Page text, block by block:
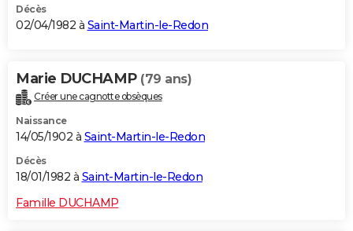
Décès
02/04/1982 à Saint-Martin-le-Redon
Marie DUCHAMP (79 ans)
Créer une cagnotte obsèques
Naissance
14/05/1902 à Saint-Martin-le-Redon
Décès
18/01/1982 à Saint-Martin-le-Redon
Famille DUCHAMP